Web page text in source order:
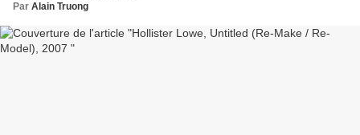
Par Alain Truong